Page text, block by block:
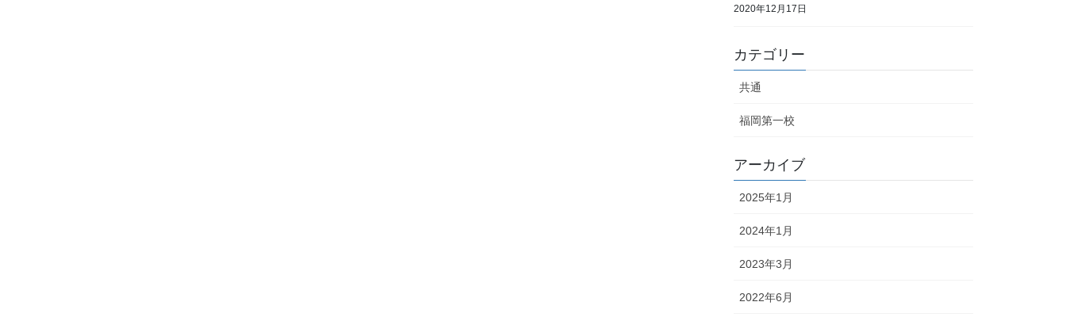
2020年12月17日
カテゴリー
共通
福岡第一校
アーカイブ
2025年1月
2024年1月
2023年3月
2022年6月